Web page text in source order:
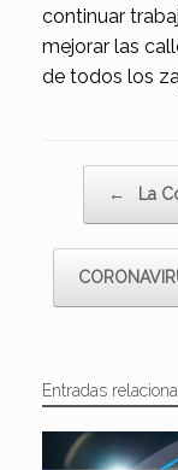
continuar
mejorar las
de todos los
← La
Entradas